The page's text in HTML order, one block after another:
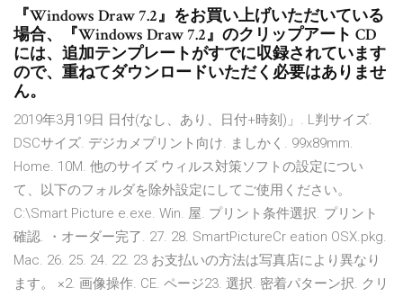
『Windows Draw 7.2』をお買い上げいただいている
場合、『Windows Draw 7.2』のクリップアート CD
には、追加テンプレートがすでに収録されています
ので、重ねてダウンロードいただく必要はありませ
ん。
2019年3月19日 日付(なし、あり、日付+時刻)」. L判サイズ.
DSCサイズ. デジカメプリント向け. ましかく. 99x89mm.
Home. 10M. 他のサイズ ウィルス対策ソフトの設定につい
て、以下のフォルダを除外設定にしてご使用ください。
C:\Smart Picture e.exe. Win. 屋. プリント条件選択. プリント
確認. ・オーダー完了. 27. 28. SmartPictureCr eation OSX.pkg.
Mac. 26. 25. 24. 22. 23 お支払いの方法は写真店により異なり
ます。 ×2. 画像操作. CE. ページ23. 選択. 密着パターン択. クリ